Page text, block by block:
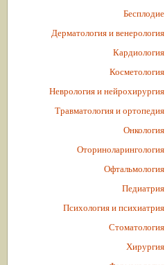
Бесплодие
Дерматология и венерология
Кардиология
Косметология
Неврология и нейрохирургия
Травматология и ортопедия
Онкология
Оториноларингология
Офтальмология
Педиатрия
Психология и психиатрия
Стоматология
Хирургия